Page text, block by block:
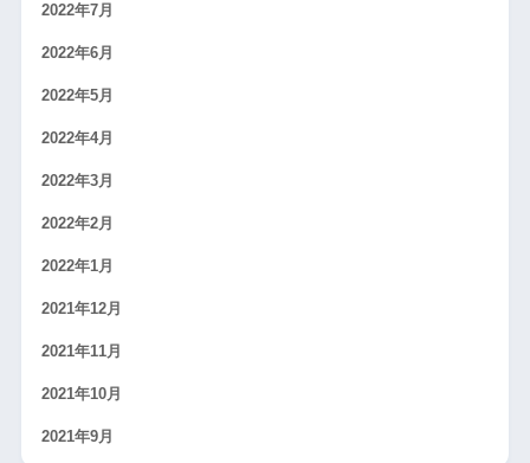
2022年7月
2022年6月
2022年5月
2022年4月
2022年3月
2022年2月
2022年1月
2021年12月
2021年11月
2021年10月
2021年9月